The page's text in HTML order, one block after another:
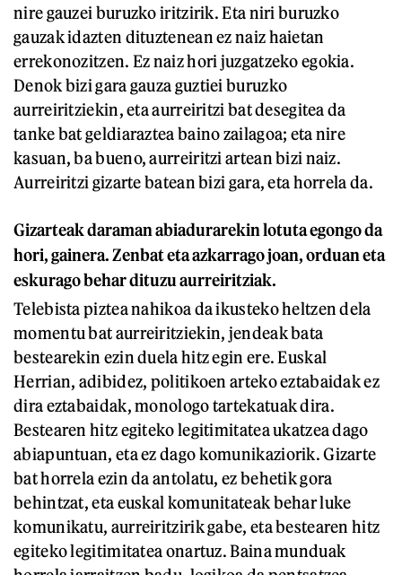
nire gauzei buruzko iritzirik. Eta niri buruzko
gauzak idazten dituztenean ez naiz haietan
errekonozitzen. Ez naiz hori juzgatzeko egokia.
Denok bizi gara gauza guztiei buruzko
aurreiritziekin, eta aurreiritzi bat desegitea da
tanke bat geldiaraztea baino zailagoa; eta nire
kasuan, ba bueno, aurreiritzi artean bizi naiz.
Aurreiritzi gizarte batean bizi gara, eta horrela da.
Gizarteak daraman abiadurarekin lotuta egongo da
hori, gainera. Zenbat eta azkarrago joan, orduan eta
eskurago behar dituzu aurreiritziak.
Telebista piztea nahikoa da ikusteko heltzen dela
momentu bat aurreiritziekin, jendeak bata
bestearekin ezin duela hitz egin ere. Euskal
Herrian, adibidez, politikoen arteko eztabaidak ez
dira eztabaidak, monologo tartekatuak dira.
Bestearen hitz egiteko legitimitatea ukatzea dago
abiapuntuan, eta ez dago komunikaziorik. Gizarte
bat horrela ezin da antolatu, ez behetik gora
behintzat, eta euskal komunitateak behar luke
komunikatu, aurreiritzirik gabe, eta bestearen hitz
egiteko legitimitatea onartuz. Baina munduak